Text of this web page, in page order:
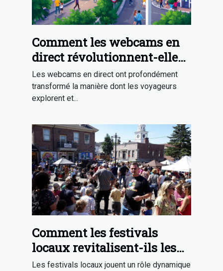
Comment les webcams en
direct révolutionnent-elles
la découverte touristique ?
Les webcams en direct ont profondément
transformé la manière dont les voyageurs
explorent et...
Comment les festivals
locaux revitalisent-ils les
petites communautés ?
Les festivals locaux jouent un rôle dynamique